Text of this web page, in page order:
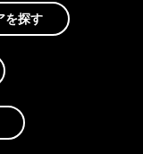
を探す